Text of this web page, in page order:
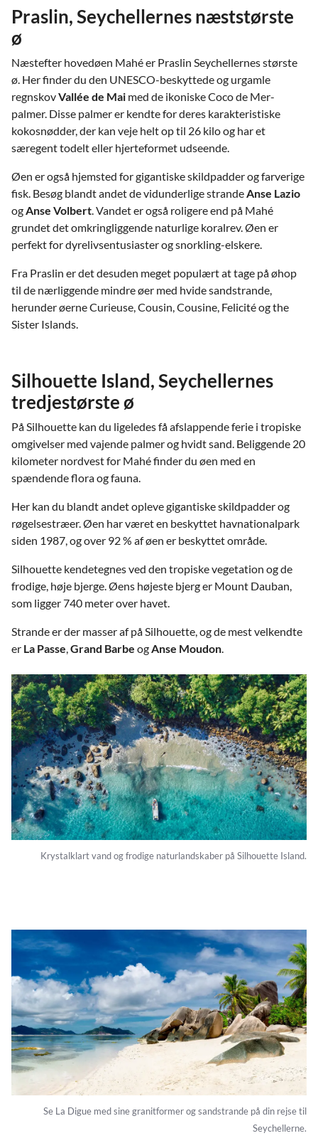
Praslin, Seychellernes næststørste
ø
Næstefter hovedøen Mahé er Praslin Seychellernes største
ø. Her finder du den UNESCO-beskyttede og urgamle
regnskovVallée de Mai med de ikoniske Coco de Mer-
palmer. Disse palmer er kendte for deres karakteristiske
kokosnødder, der kan veje helt op til 26 kilo og har et
særegent todelt eller hjerteformet udseende.
Øen er også hjemsted for gigantiske skildpadder og farverige
fisk. Besøg blandt andet de vidunderlige strandeAnse Lazio
ogAnse Volbert. Vandet er også roligere end på Mahé
grundet det omkringliggende naturlige koralrev. Øen er
perfekt for dyrelivsentusiaster og snorkling-elskere.
Fra Praslin er det desuden meget populært at tage på øhop
til de nærliggende mindre øer med hvide sandstrande,
herunder øerne Curieuse, Cousin, Cousine, Felicité og the
Sister Islands.
Silhouette Island, Seychellernes
tredjestørste ø
På Silhouette kan du ligeledes få afslappende ferie i tropiske
omgivelser med vajende palmer og hvidt sand. Beliggende 20
kilometer nordvest for Mahé finder du øen med en
spændende flora og fauna.
Her kan du blandt andet opleve gigantiske skildpadder og
røgelsestræer. Øen har været en beskyttet havnationalpark
siden 1987, og over 92 % af øen er beskyttet område.
Silhouette kendetegnes ved den tropiske vegetation og de
frodige, høje bjerge. Øens højeste bjerg er Mount Dauban,
som ligger 740 meter over havet.
Strande er der masser af på Silhouette, og de mest velkendte
er La Passe,Grand Barbe ogAnse Moudon.
Krystalklart vand og frodige naturlandskaber på Silhouette Island.
Se La Digue med sine granitformer og sandstrande på din rejse til
Seychellerne.